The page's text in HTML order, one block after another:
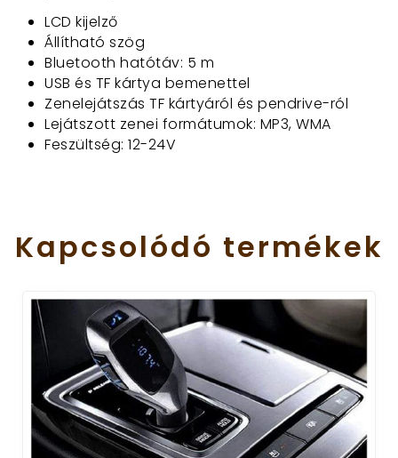
LCD kijelző
Állítható szög
Bluetooth hatótáv: 5 m
USB és TF kártya bemenettel
Zenelejátszás TF kártyáról és pendrive-ról
Lejátszott zenei formátumok: MP3, WMA
Feszültség: 12-24V
Kapcsolódó termékek